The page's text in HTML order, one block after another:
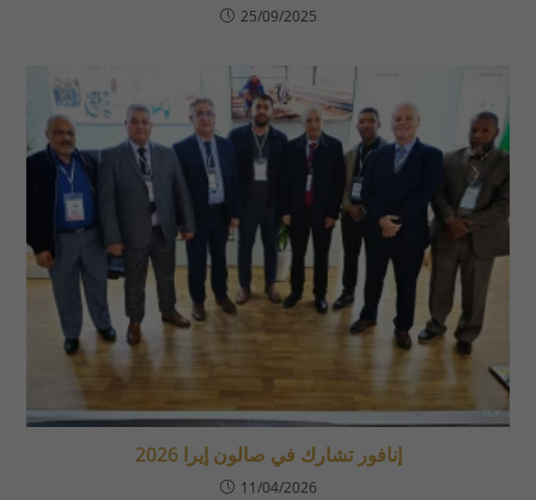
25/09/2025
إنافور تشارك في صالون إيرا 2026
11/04/2026